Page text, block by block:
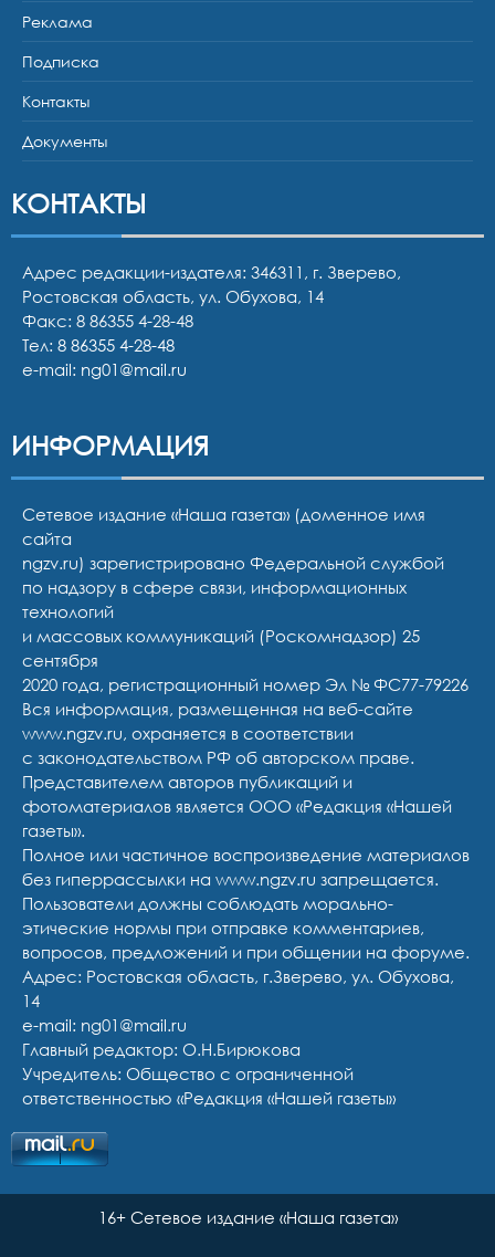
Реклама
Подписка
Контакты
Документы
КОНТАКТЫ
Адрес редакции-издателя: 346311, г. Зверево,
Ростовская область, ул. Обухова, 14
Факс: 8 86355 4-28-48
Тел: 8 86355 4-28-48
e-mail: ng01@mail.ru
ИНФОРМАЦИЯ
Сетевое издание «Наша газета» (доменное имя
сайта
ngzv.ru) зарегистрировано Федеральной службой
по надзору в сфере связи, информационных
технологий
и массовых коммуникаций (Роскомнадзор) 25
сентября
2020 года, регистрационный номер Эл № ФС77-79226
Вся информация, размещенная на веб-сайте
www.ngzv.ru, охраняется в соответствии
с законодательством РФ об авторском праве.
Представителем авторов публикаций и
фотоматериалов является ООО «Редакция «Нашей
газеты».
Полное или частичное воспроизведение материалов
без гиперрассылки на www.ngzv.ru запрещается.
Пользователи должны соблюдать морально-
этические нормы при отправке комментариев,
вопросов, предложений и при общении на форуме.
Адрес: Ростовская область, г.Зверево, ул. Обухова,
14
e-mail: ng01@mail.ru
Главный редактор: О.Н.Бирюкова
Учредитель: Общество с ограниченной
ответственностью «Редакция «Нашей газеты»
16+ Сетевое издание «Наша газета»